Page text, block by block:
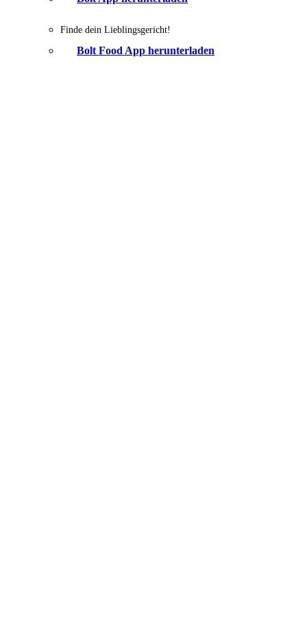
Finde dein Lieblingsgericht!
Bolt Food App herunterladen